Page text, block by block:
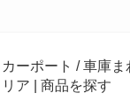
カーポート / 車庫
リア | 商品を探す